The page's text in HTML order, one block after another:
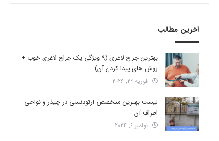
آخرین مطالب
بهترین جراح لاغری (9 ویژگی یک جراح لاغری خوب +
روش های پیدا کردن آن)
فوریه 22, 2026
لیست بهترین متخصص ارتودنسی در چیذر و نواحی
اطراف آن
نوامبر 6, 2024